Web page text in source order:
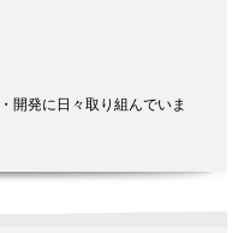
開発に日々取り組んでいま